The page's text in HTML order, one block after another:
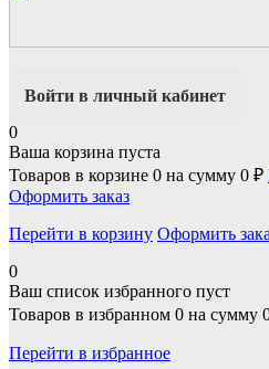
Войти в личный кабинет
0
Ваша корзина пуста
Товаров в корзине 0 на сумму 0 ₽
Оформить заказ
Перейти в корзину Оформить
0
Ваш список избранного пуст
Товаров в избранном 0 на сумму
Перейти в избранное